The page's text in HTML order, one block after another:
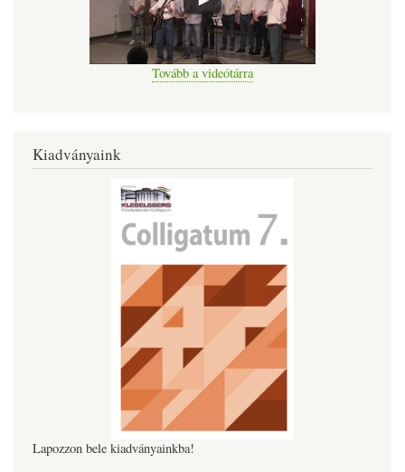
Tovább a videótárra
Kiadványaink
Lapozzon bele kiadványainkba!